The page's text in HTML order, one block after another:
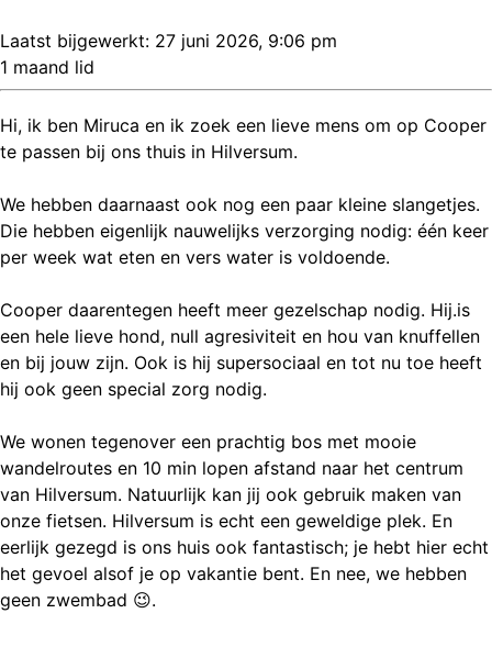
Laatst bijgewerkt: 27 juni 2026, 9:06 pm
1 maand lid
Hi, ik ben Miruca en ik zoek een lieve mens om op Cooper
te passen bij ons thuis in Hilversum.
We hebben daarnaast ook nog een paar kleine slangetjes.
Die hebben eigenlijk nauwelijks verzorging nodig: één keer
per week wat eten en vers water is voldoende.
Cooper daarentegen heeft meer gezelschap nodig. Hij.is
een hele lieve hond, null agresiviteit en hou van knuffellen
en bij jouw zijn. Ook is hij supersociaal en tot nu toe heeft
hij ook geen special zorg nodig.
We wonen tegenover een prachtig bos met mooie
wandelroutes en 10 min lopen afstand naar het centrum
van Hilversum. Natuurlijk kan jij ook gebruik maken van
onze fietsen. Hilversum is echt een geweldige plek. En
eerlijk gezegd is ons huis ook fantastisch; je hebt hier echt
het gevoel alsof je op vakantie bent. En nee, we hebben
geen zwembad 😉.